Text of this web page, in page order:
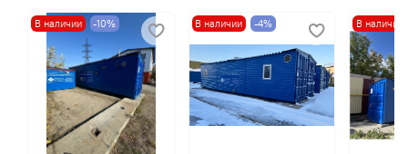
В наличии -10% В наличии -4% В наличии